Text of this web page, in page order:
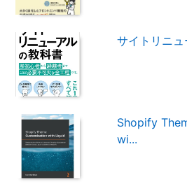
サイトリニ
Shopify
wi...